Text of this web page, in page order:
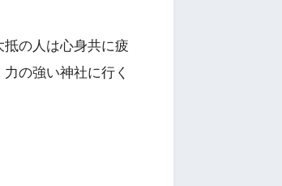
の人は心身共に疲
の強い神社に行く